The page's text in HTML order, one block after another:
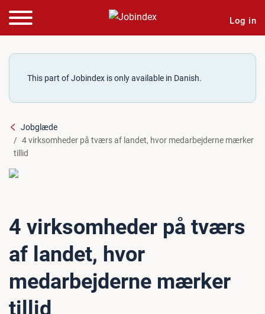
Log in
This part of Jobindex is only available in Danish.
Jobglæde
4 virksomheder på tværs af landet, hvor medarbejderne mærker
tillid
4 virksomheder på tværs
af landet, hvor
medarbejderne mærker
tillid